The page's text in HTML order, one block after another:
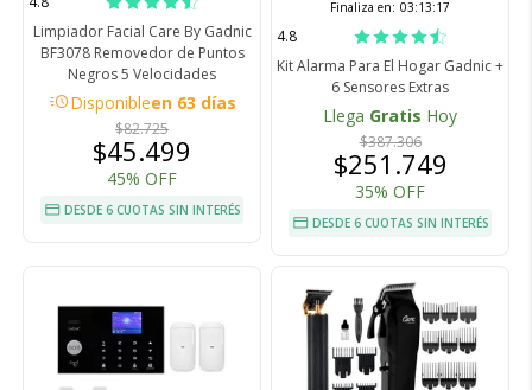
Limpiador Facial Care By Gadnic
BF3078 Removedor de Puntos
Negros 5 Velocidades
acuteDisponibleen 63 días
$82.725
$45.499
45% OFF
DESDE 6 CUOTAS SIN INTERÉS
Finaliza en: 03:13:16
4.8
Kit Alarma Para El Hogar Gadnic +
6 Sensores Extras
Llega Gratis Hoy
$387.306
$251.749
35% OFF
DESDE 6 CUOTAS SIN INTERÉS